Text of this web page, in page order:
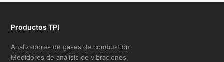
Productos TPI
Analizadores de gases de combustión
Medidores de análisis de vibraciones